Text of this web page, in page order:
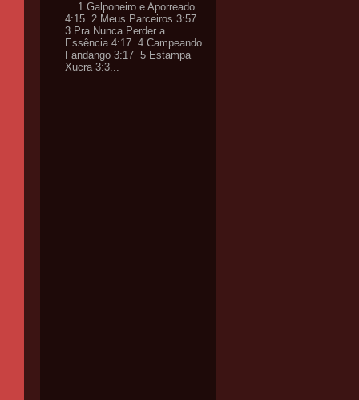
1 Galponeiro e Aporreado
4:15 2 Meus Parceiros 3:57
3 Pra Nunca Perder a
Essência 4:17 4 Campeando
Fandango 3:17 5 Estampa
Xucra 3:3...